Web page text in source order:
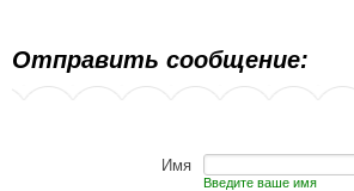
Отправить сообщение:
Имя
Введите ваше имя